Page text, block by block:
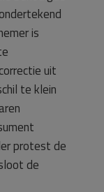
is
uit
te klein
protest de
de